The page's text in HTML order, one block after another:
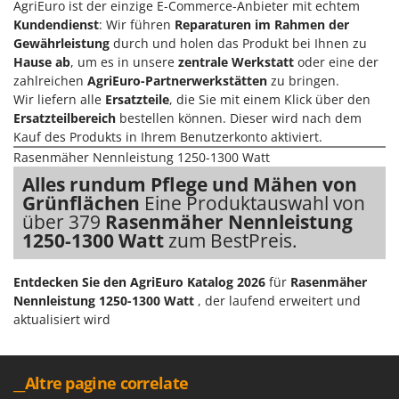
P
Palettengabeln für Traktoren
Pelletpressen
Pflüge für Traktor
Planierschilder für Traktoren
Plasmaschneider
Poolroboter
Pools
Poolstaubsauger
R
Rasensodenschneider
Rasentraktoren Aufsitzmäher
Rasentrimmer - Motorsensen - Freischneider
Forest Master
Francini
G
G3 Ferrari
Gardena
Garofalo
GeoTech Pro
Gierre
Ginko - MGM
Gipeco
Girmi
GRAEF
Gre
AgriEuro ist der einzige E-Commerce-Anbieter mit echtem
Kundendienst: Wir führen Reparaturen im Rahmen der
Gewährleistung durch und holen das Produkt bei Ihnen zu
Hause ab, um es in unsere zentrale Werkstatt oder eine der
zahlreichen AgriEuro-Partnerwerkstätten zu bringen.
Wir liefern alle Ersatzteile, die Sie mit einem Klick über den
Ersatzteilbereich bestellen können. Dieser wird nach dem
Kauf des Produkts in Ihrem Benutzerkonto aktiviert.
Rasenmäher Nennleistung 1250-1300 Watt
Alles rundum Pflege und Mähen von
Grünflächen Eine Produktauswahl von
über 379 Rasenmäher Nennleistung
1250-1300 Wattzum BestPreis.
Entdecken Sie den AgriEuro Katalog 2026 für Rasenmäher
Nennleistung 1250-1300 Watt , der laufend erweitert und
aktualisiert wird
__Altre pagine correlate